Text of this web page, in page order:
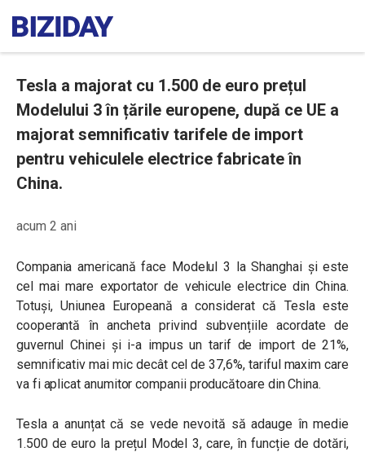
Tesla a majorat cu 1.500 de euro prețul
Modelului 3 în țările europene, după ce UE a
majorat semnificativ tarifele de import
pentru vehiculele electrice fabricate în
China.
acum 2 ani
Compania americană face Modelul 3 la Shanghai și este
cel mai mare exportator de vehicule electrice din China.
Totuși, Uniunea Europeană a considerat că Tesla este
cooperantă în ancheta privind subvențiile acordate de
guvernul Chinei și i-a impus un tarif de import de 21%,
semnificativ mai mic decât cel de 37,6%, tariful maxim care
va fi aplicat anumitor companii producătoare din China.
Tesla a anunțat că se vede nevoită să adauge în medie
1.500 de euro la prețul Model 3, care, în funcție de dotări,